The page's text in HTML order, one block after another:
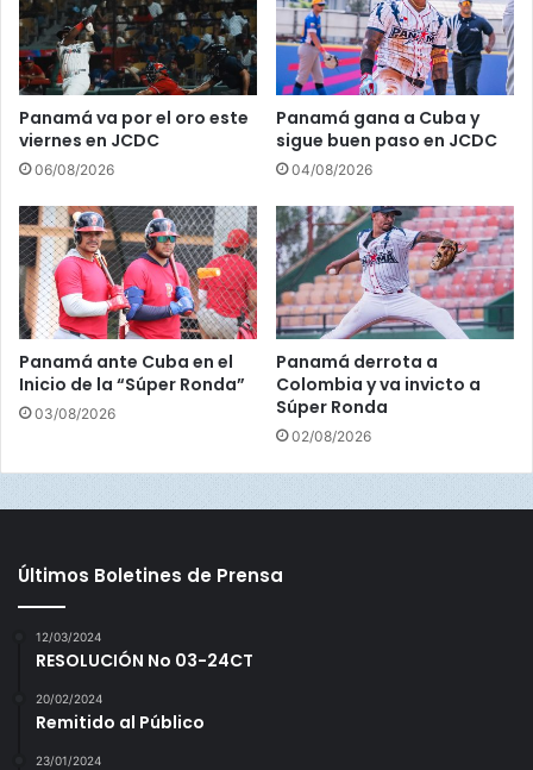
_Jugador Más Valioso: Jueves 13 de abril.
1
2
d
e
M
é
x
c
o
e
s
e
u
a
r
á
n
e
s
t
e
j
u
e
Panamá va por el oro este
viernes en JCDC
06/08/2026
Panamá gana a Cuba y
sigue buen paso en JCDC
04/08/2026
Panamá ante Cuba en el
Inicio de la “Súper Ronda”
03/08/2026
Panamá derrota a
Colombia y va invicto a
Súper Ronda
02/08/2026
Últimos Boletines de Prensa
12/03/2024
RESOLUCIÓN No 03-24CT
20/02/2024
Remitido al Público
23/01/2024